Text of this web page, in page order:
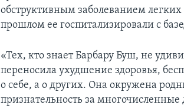
обструктивным заболеванием
прошлом ее госпитализировали с
«Тех, кто знает Барбару Буш, не
переносила ухудшение здоровья,
о себе, а о других. Она окружена
признательность за